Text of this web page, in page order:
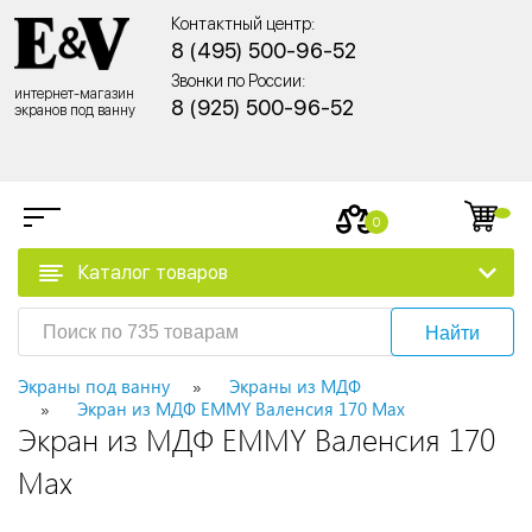
интернет-магазин
экранов под ванну
Контактный центр:
8 (495) 500-96-52
Звонки по России:
8 (925) 500-96-52
0
Каталог товаров
Найти
Экраны под ванну
Экраны из МДФ
Экран из МДФ EMMY Валенсия 170 Max
Экран из МДФ EMMY Валенсия 170
Max